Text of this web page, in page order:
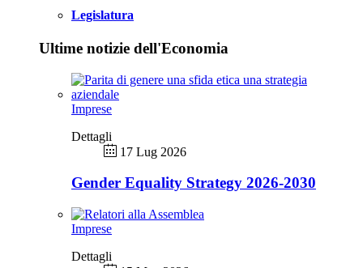
Legislatura
Ultime notizie dell'Economia
Imprese
Dettagli
17 Lug 2026
Gender Equality Strategy 2026-2030
Imprese
Dettagli